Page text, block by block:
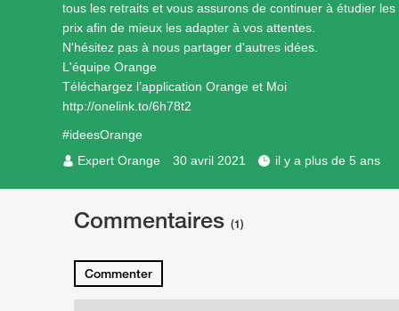
tous les retraits et vous assurons de continuer à étudier les
prix afin de mieux les adapter à vos attentes.
N'hésitez pas à nous partager d'autres idées.
L'équipe Orange
Téléchargez l’application Orange et Moi
http://onelink.to/6h78t2
#ideesOrange
Expert Orange
30 avril 2021 il y a plus de 5 ans
Commentaires (1)
Commenter